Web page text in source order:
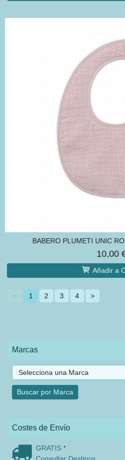
Marcas
Costes de Envío
GRATIS *
BABERO PLUMETI UNIC
10,00
Añadir a
< 1 2 3 4 >